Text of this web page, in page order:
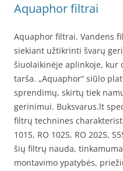
Aquaphor filtrai
Aquaphor filtrai. Vandens
siekiant užtikrinti švarų
šiuolaikinėje aplinkoje, kur
tarša. „Aquaphor“ siūlo
sprendimų, skirtų tiek
gerinimui. Buksvarus.lt
filtrų technines
101S, RO 102S, RO 202S,
šių filtrų nauda,
montavimo ypatybės,